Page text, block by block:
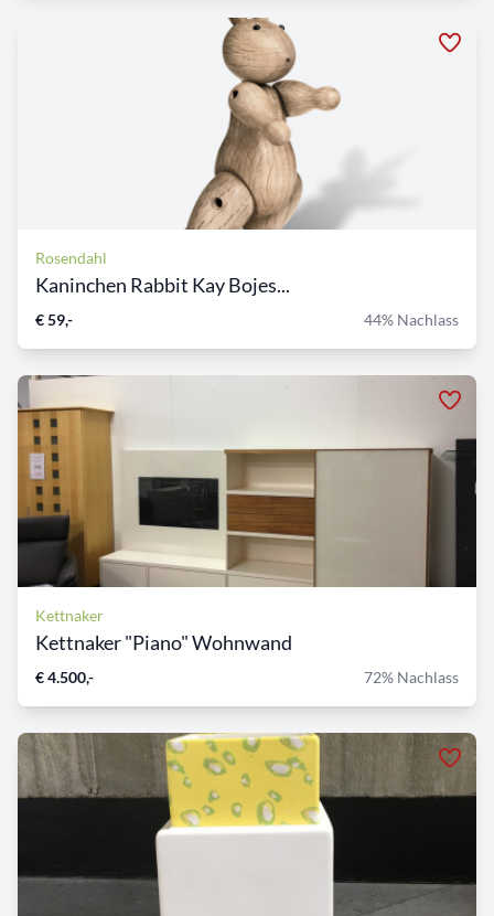
Rosendahl
Kaninchen Rabbit Kay Bojes...
€ 59,- 44% Nachlass
Kettnaker
Kettnaker "Piano" Wohnwand
€ 4.500,- 72% Nachlass